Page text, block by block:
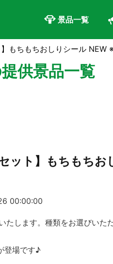
景品一覧
】もちもちおしりシール NEW
供景品一覧
ット】もちもち
00:00:00
たします。種類をお選びいた
登場です♪